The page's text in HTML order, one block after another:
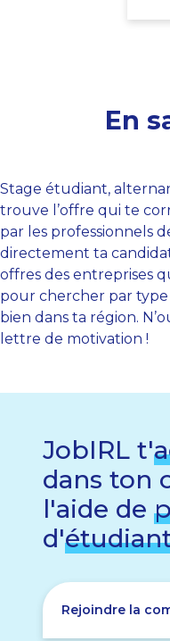
En
Stage étudiant,
trouve l’offre qui te
par les professionnels
directement ta
offres des entreprises
pour chercher par
bien dans ta région.
lettre de motivation !
JobIRL t'
dans ton
l'aide de
d'
Rejoindre la